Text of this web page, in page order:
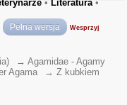
• Literatura•
Pełna wersja Wesprzyj
→ Agamidae - Agamy
Agama → Z kubkiem